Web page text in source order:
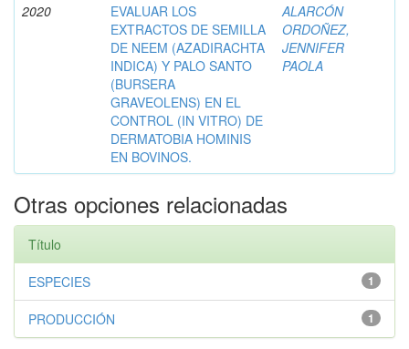
2020
EVALUAR LOS
EXTRACTOS DE SEMILLA
DE NEEM (AZADIRACHTA
INDICA) Y PALO SANTO
(BURSERA
GRAVEOLENS) EN EL
CONTROL (IN VITRO) DE
DERMATOBIA HOMINIS
EN BOVINOS.
ALARCÓN
ORDOÑEZ,
JENNIFER
PAOLA
Otras opciones relacionadas
Título
1
ESPECIES
1
PRODUCCIÓN